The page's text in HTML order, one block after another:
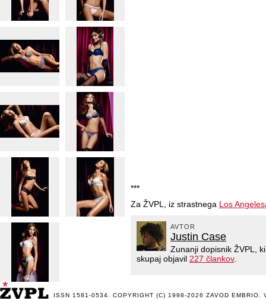
***
Za ŽVPL, iz strastnega Los
AVTOR
Justin Case
Zunanji dopisnik ŽVPL,
skupaj objavil 227 člankov.
ISSN 1581-0534. COPYRIGHT (C) 1998-2026 ZAVOD EMBRIO .